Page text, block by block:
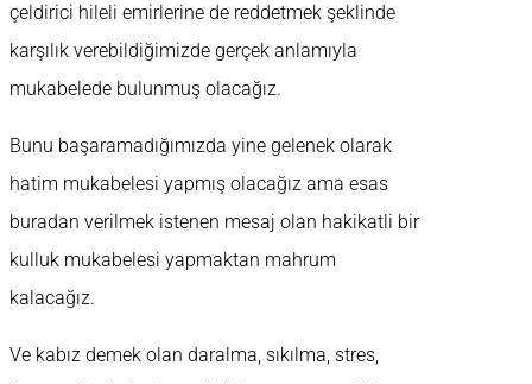
çeldirici hileli emirlerine de reddetmek şeklinde
karşılık verebildiğimizde gerçek anlamıyla
mukabelede bulunmuş olacağız.
Bunu başaramadığımızda yine gelenek olarak
hatim mukabelesi yapmış olacağız ama esas
buradan verilmek istenen mesaj olan hakikatli bir
kulluk mukabelesi yapmaktan mahrum
kalacağız.
Ve kabız demek olan daralma, sıkılma, stres,